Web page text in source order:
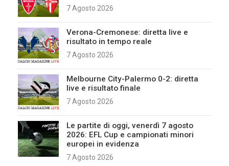
7 Agosto 2026
Verona-Cremonese: diretta live e
risultato in tempo reale
7 Agosto 2026
Melbourne City-Palermo 0-2: diretta
live e risultato finale
7 Agosto 2026
Le partite di oggi, venerdì 7 agosto
2026: EFL Cup e campionati minori
europei in evidenza
7 Agosto 2026